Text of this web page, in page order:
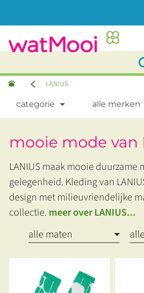
LANIUS
categorie alle merken
mooie mode van
LANIUS maak mooie duurzame
gelegenheid. Kleding van
design met milieuvriendelijke
collectie. meer over LANIUS...